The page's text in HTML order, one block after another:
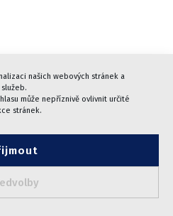
našich webových stránek a
služeb.
může nepříznivě ovlivnit určité
stránek.
strojírny, a.s.